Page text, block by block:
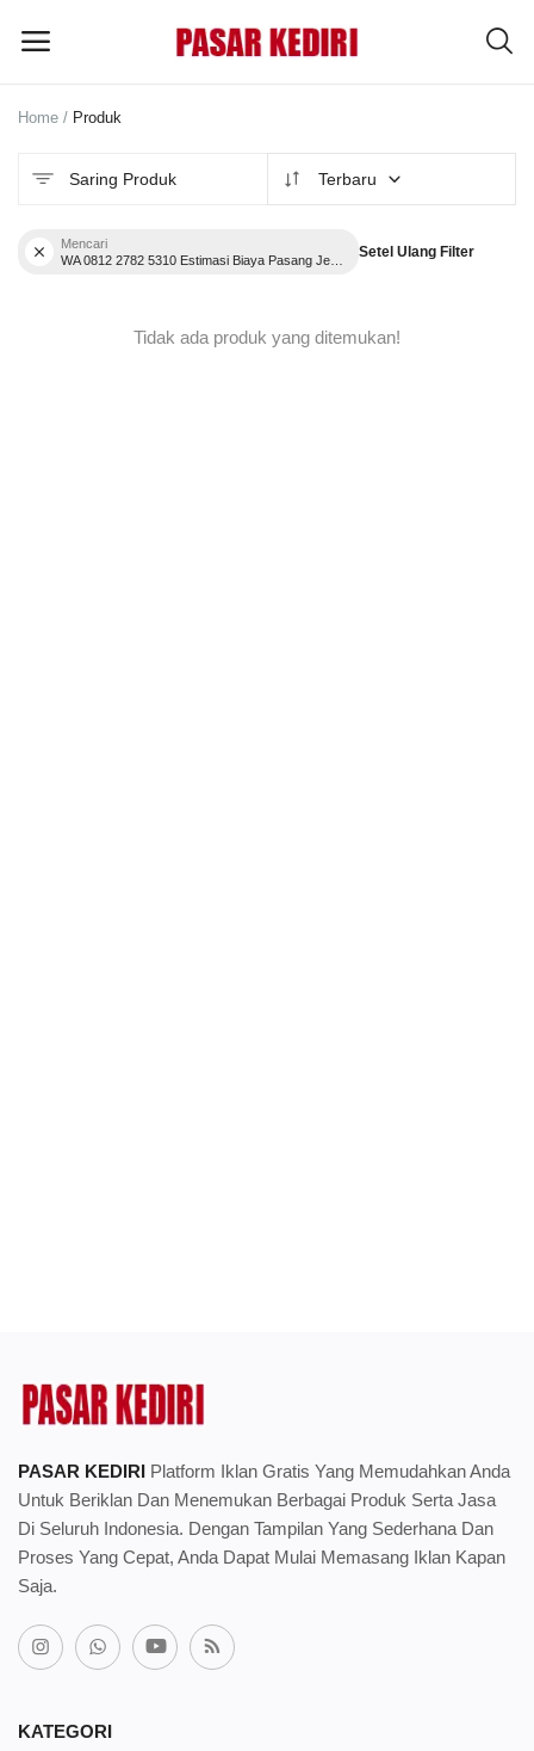
Iklan
MENU UTAMA
Home Produk
Saring Produk Terbaru
Mencari
Setel Ulang Filter
Tidak ada produk yang ditemukan!
PASAR KEDIRI Platform Iklan Gratis Yang Memudahkan Anda
Untuk Beriklan Dan Menemukan Berbagai Produk Serta Jasa
Di Seluruh Indonesia. Dengan Tampilan Yang Sederhana Dan
Proses Yang Cepat, Anda Dapat Mulai Memasang Iklan Kapan
Saja.
KATEGORI